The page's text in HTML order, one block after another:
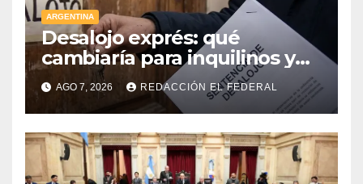
ARGENTINA
Desalojo exprés: qué
cambiaría para inquilinos y
dueños con el proyecto que
tuvo media sanción en la
Cámara alta
AGO 7, 2026 REDACCIÓN EL FEDERAL